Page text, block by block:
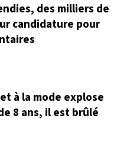
des milliers de
candidature pour
à la mode explose
8 ans, il est brûlé